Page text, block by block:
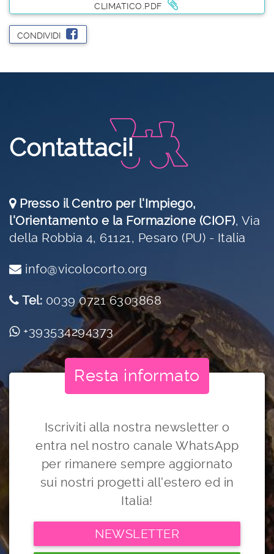
CLIMATICO.PDF
CONDIVIDI
Contattaci!
Presso il Centro per l'Impiego,
l'Orientamento e la Formazione (CIOF), Via
della Robbia 4, 61121, Pesaro (PU) - Italia
info@vicolocorto.org
Tel: 0039 0721 6303868
+393534294373
Resta informato
Iscriviti alla nostra newsletter o
entra nel nostro canale WhatsApp
per rimanere sempre aggiornato
sui nostri progetti all'estero ed in
Italia!
NEWSLETTER